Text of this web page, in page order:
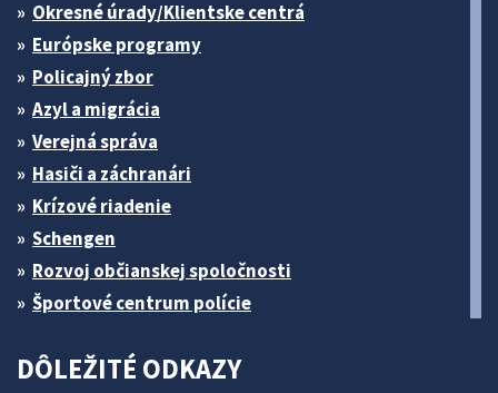
Okresné úrady/Klientske centrá
Európske programy
Policajný zbor
Azyl a migrácia
Verejná správa
Hasiči a záchranári
Krízové riadenie
Schengen
Rozvoj občianskej spoločnosti
Športové centrum polície
DÔLEŽITÉ ODKAZY